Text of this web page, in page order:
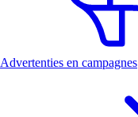
Advertenties en campagnes